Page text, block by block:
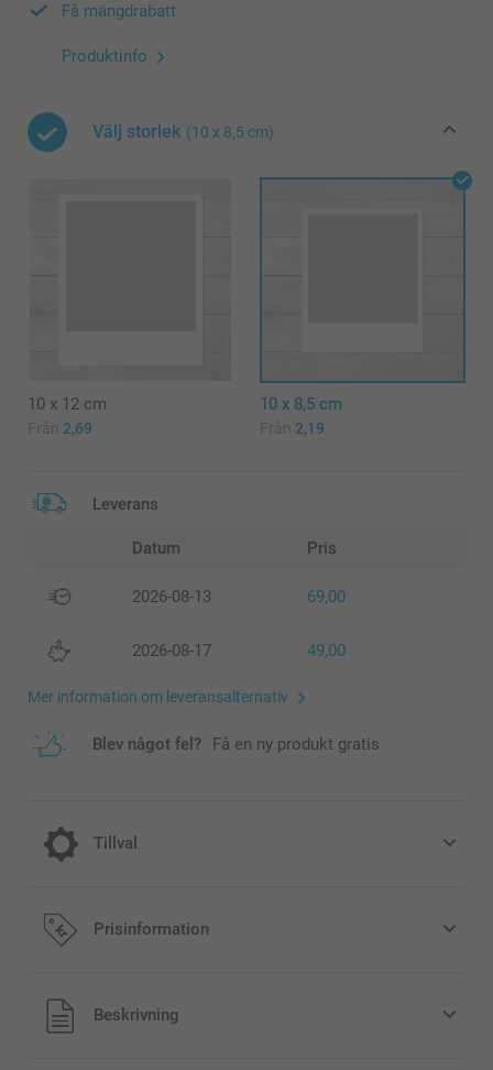
Få mängdrabatt
Produktinfo
Välj storlek (10 x 8,5 cm)
10 x 12 cm
Från 2,69
10 x 8,5 cm
Från 2,19
Leverans
Datum Pris
2026-08-13 69,00
2026-08-17 49,00
Mer information om leveransalternativ
Blev något fel? Få en ny produkt gratis
Tillval
Färg Effekt
Prisinformation
Beskrivning